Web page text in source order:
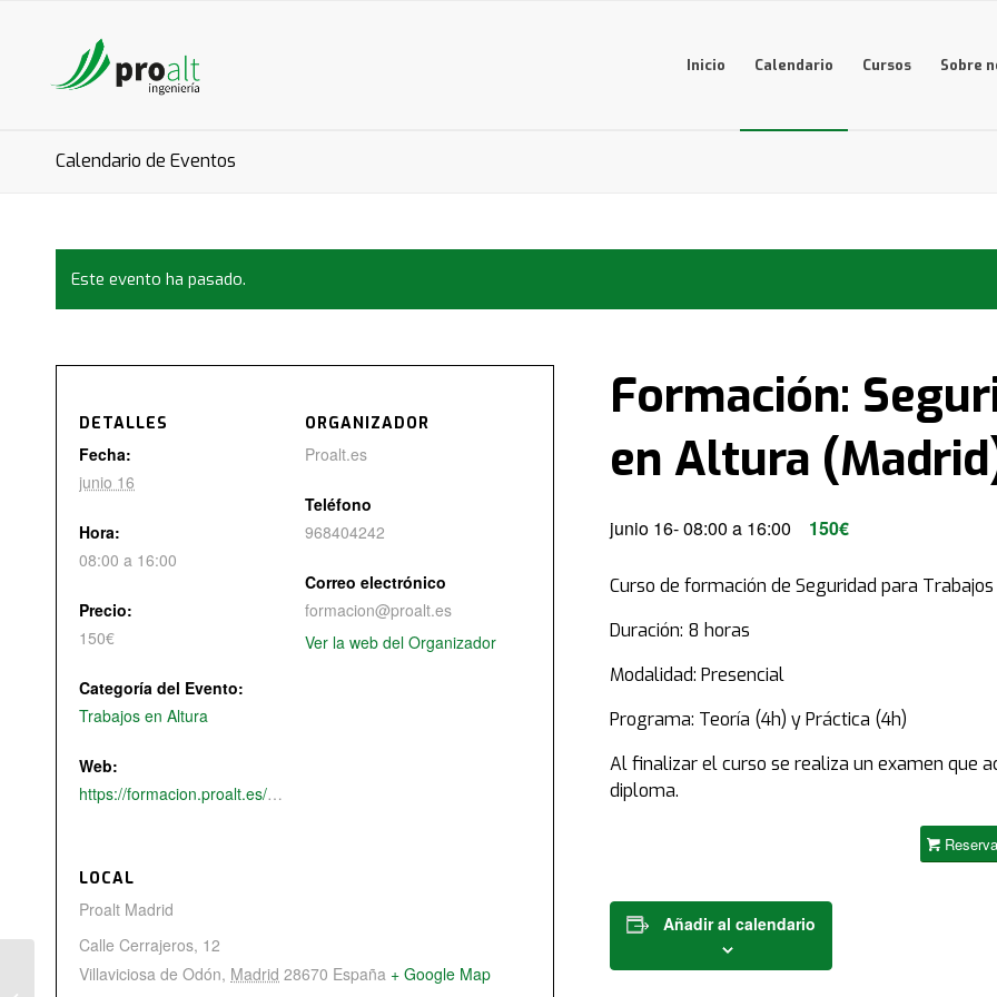
Inicio Calendario Cursos Sobre
Calendario de Eventos
Este evento ha pasado.
Formación:
en Altura
junio 16- 08:00 a 16:00 150€
Curso de formación de Seguridad para
Duración: 8 horas
Modalidad: Presencial
Programa: Teoría (4h) y Práctica (4h)
Al finalizar el curso se realiza un examen que
diploma.
Añadir al calendario
DETALLES
Fecha:
junio 16
Hora:
08:00 a 16:00
Precio:
150€
Categoría del Evento:
Trabajos en Altura
Web:
https://formacion.proalt.es/producto/seguridad-para-trabajos-en-altura/
ORGANIZADOR
Proalt.es
Teléfono
968404242
Correo electrónico
formacion@proalt.es
Ver la web del Organizador
LOCAL
Proalt Madrid
Calle Cerrajeros, 12
Villaviciosa de Odón, Madrid 28670 España + Google Map
Formación: Trabajos en Altura